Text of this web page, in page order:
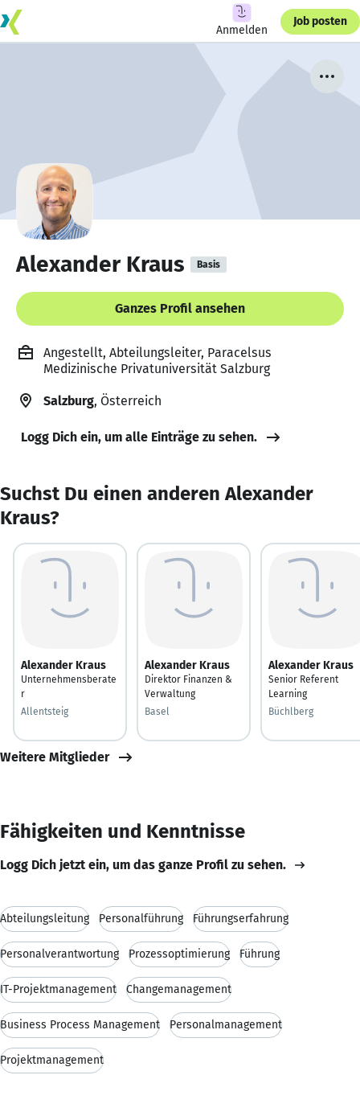
Anmelden
Job posten
Alexander Kraus Basis
Ganzes Profil ansehen
Angestellt, Abteilungsleiter, Paracelsus
Medizinische Privatuniversität Salzburg
Salzburg, Österreich
Logg Dich ein, um alle Einträge zu sehen.
Suchst Du einen anderen Alexander
Kraus?
Alexander Kraus
Unternehmensberate
r
Allentsteig
Alexander Kraus
Direktor Finanzen &
Verwaltung
Basel
Alexander Kraus
Senior Referent
Learning
Büchlberg
Weitere Mitglieder
Fähigkeiten und Kenntnisse
Logg Dich jetzt ein, um das ganze Profil zu sehen.
Abteilungsleitung Personalführung Führungserfahrung
Personalverantwortung Prozessoptimierung Führung
IT-Projektmanagement Changemanagement
Business Process Management Personalmanagement
Projektmanagement